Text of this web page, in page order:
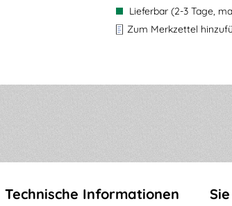
Lieferbar (2-3 Tage,
Zum Merkzettel
Technische Informationen